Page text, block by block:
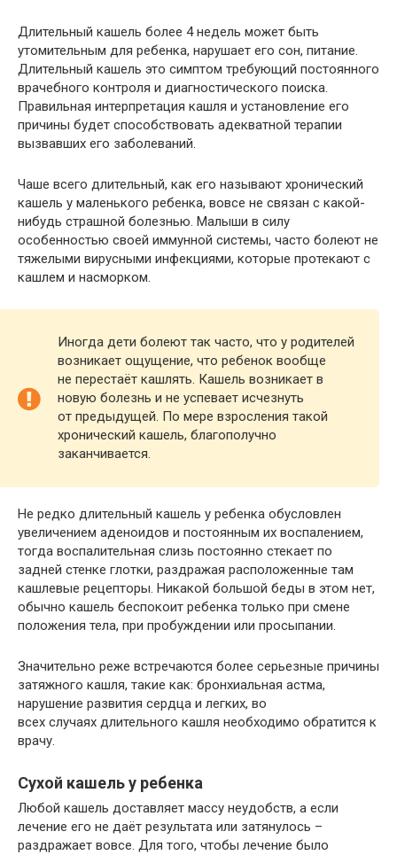
Длительный кашель более 4 недель может быть
утомительным для ребенка, нарушает его сон, питание.
Длительный кашель это симптом требующий постоянного
врачебного контроля и диагностического поиска.
Правильная интерпретация кашля и установление его
причины будет способствовать адекватной терапии
вызвавших его заболеваний.
Чаше всего длительный, как его называют хронический
кашель у маленького ребенка, вовсе не связан с какой-
нибудь страшной болезнью. Малыши в силу
особенностью своей иммунной системы, часто болеют не
тяжелыми вирусными инфекциями, которые протекают с
кашлем и насморком.
Иногда дети болеют так часто, что у родителей
возникает ощущение, что ребенок вообще
не перестаёт кашлять. Кашель возникает в
новую болезнь и не успевает исчезнуть
от предыдущей. По мере взросления такой
хронический кашель, благополучно
заканчивается.
Не редко длительный кашель у ребенка обусловлен
увеличением аденоидов и постоянным их воспалением,
тогда воспалительная слизь постоянно стекает по
задней стенке глотки, раздражая расположенные там
кашлевые рецепторы. Никакой большой беды в этом нет,
обычно кашель беспокоит ребенка только при смене
положения тела, при пробуждении или просыпании.
Значительно реже встречаются более серьезные причины
затяжного кашля, такие как: бронхиальная астма,
нарушение развития сердца и легких, во
всех случаях длительного кашля необходимо обратится к
врачу.
Сухой кашель у ребенка
Любой кашель доставляет массу неудобств, а если
лечение его не даёт результата или затянулось –
раздражает вовсе. Для того, чтобы лечение было